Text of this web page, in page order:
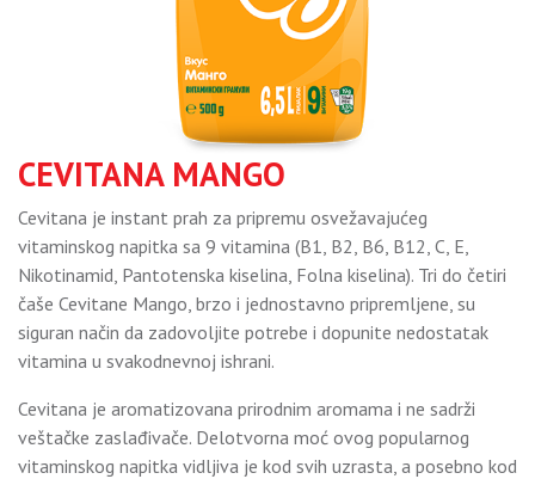
CEVITANA MANGO
Cevitana je instant prah za pripremu osvežavajućeg
vitaminskog napitka sa 9 vitamina (B1, B2, B6, B12, C, E,
Nikotinamid, Pantotenska kiselina, Folna kiselina). Tri do četiri
čaše Cevitane Mango, brzo i jednostavno pripremljene, su
siguran način da zadovoljite potrebe i dopunite nedostatak
vitamina u svakodnevnoj ishrani.
Cevitana je aromatizovana prirodnim aromama i ne sadrži
veštačke zaslađivače. Delotvorna moć ovog popularnog
vitaminskog napitka vidljiva je kod svih uzrasta, a posebno kod